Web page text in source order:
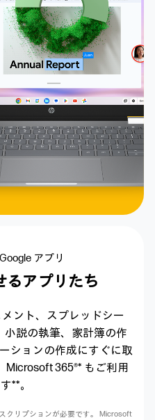
アプリ
るアプリたち
ント、
スプレッドシー
小説の執筆、家計簿の作
ションの作成にすぐに取
Microsoft 365®* もご利用
**。
クリプションが必要です。 Microsoft